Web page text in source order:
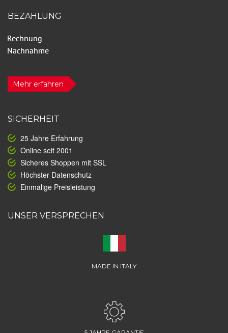
BEZAHLUNG
Mehr erfahren
SICHERHEIT
25 Jahre Erfahrung
Online seit 2001
Sicheres Shoppen mit SSL
Höchster Datenschutz
Einmalige Preisleistung
UNSER VERSPRECHEN
MADE IN ITALY